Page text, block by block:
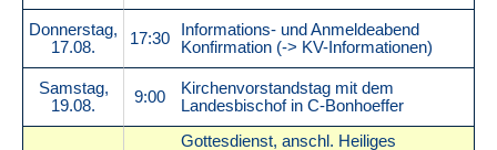
Donnerstag,
17.08.
17:30
Informations- und Anmeldeabend
Konfirmation (-> KV-Informationen)
Samstag,
19.08.
9:00
Kirchenvorstandstag mit dem
Landesbischof in C-Bonhoeffer
Gottesdienst, anschl. Heiliges